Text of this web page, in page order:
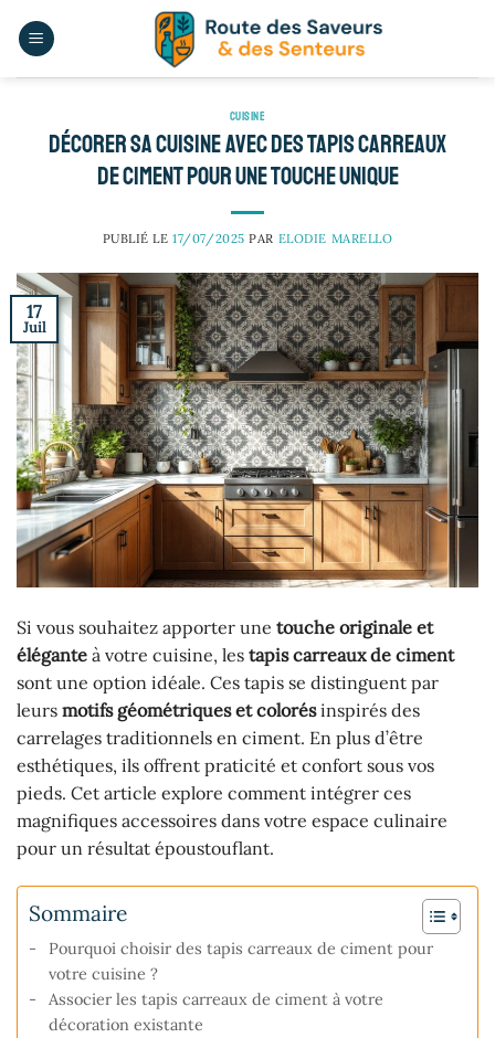
CUISINE
Décorer sa cuisine avec des tapis carreaux
de ciment pour une touche unique
PUBLIÉ LE17/07/2025 PAR ELODIE MARELLO
17
Juil
Si vous souhaitez apporter une touche originale et
élégante à votre cuisine, les tapis carreaux de ciment
sont une option idéale. Ces tapis se distinguent par
leurs motifs géométriques et colorésinspirés des
carrelages traditionnels en ciment. En plus d’être
esthétiques, ils offrent praticité et confort sous vos
pieds. Cet article explore comment intégrer ces
magnifiques accessoires dans votre espace culinaire
pour un résultat époustouflant.
Sommaire
Pourquoi choisir des tapis carreaux de ciment pour
votre cuisine ?
Associer les tapis carreaux de ciment à votre
décoration existante